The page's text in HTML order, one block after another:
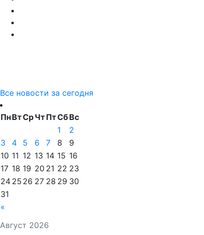
Все новости за сегодня
Август 2026
ПнВтСрЧтПтСбВс
«
1
2
3
4 5 6 7 8
9
10 11 12 13 14 15 16
17 18 19 20 21 22 23
24 25 26 27 28 29 30
31